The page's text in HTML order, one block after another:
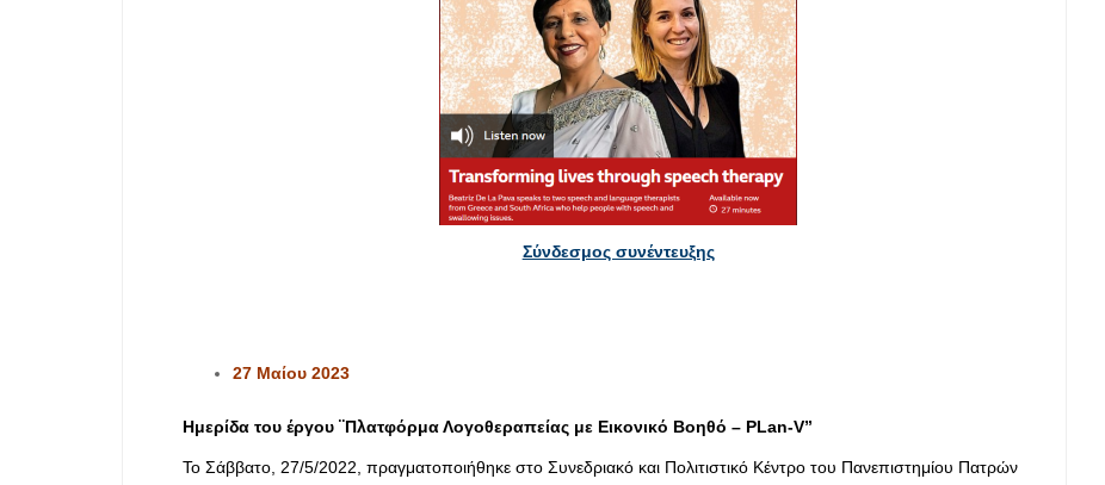
Σύνδεσμος συνέντευξης
27 Μαίου 2023
Ημερίδα του έργου ¨Πλατφόρμα Λογοθεραπείας με Εικονικό Βοηθό – PLan-V”
Το Σάββατο, 27/5/2022, πραγματοποιήθηκε στο Συνεδριακό και Πολιτιστικό Κέντρο του Πανεπιστημίου Πατρών